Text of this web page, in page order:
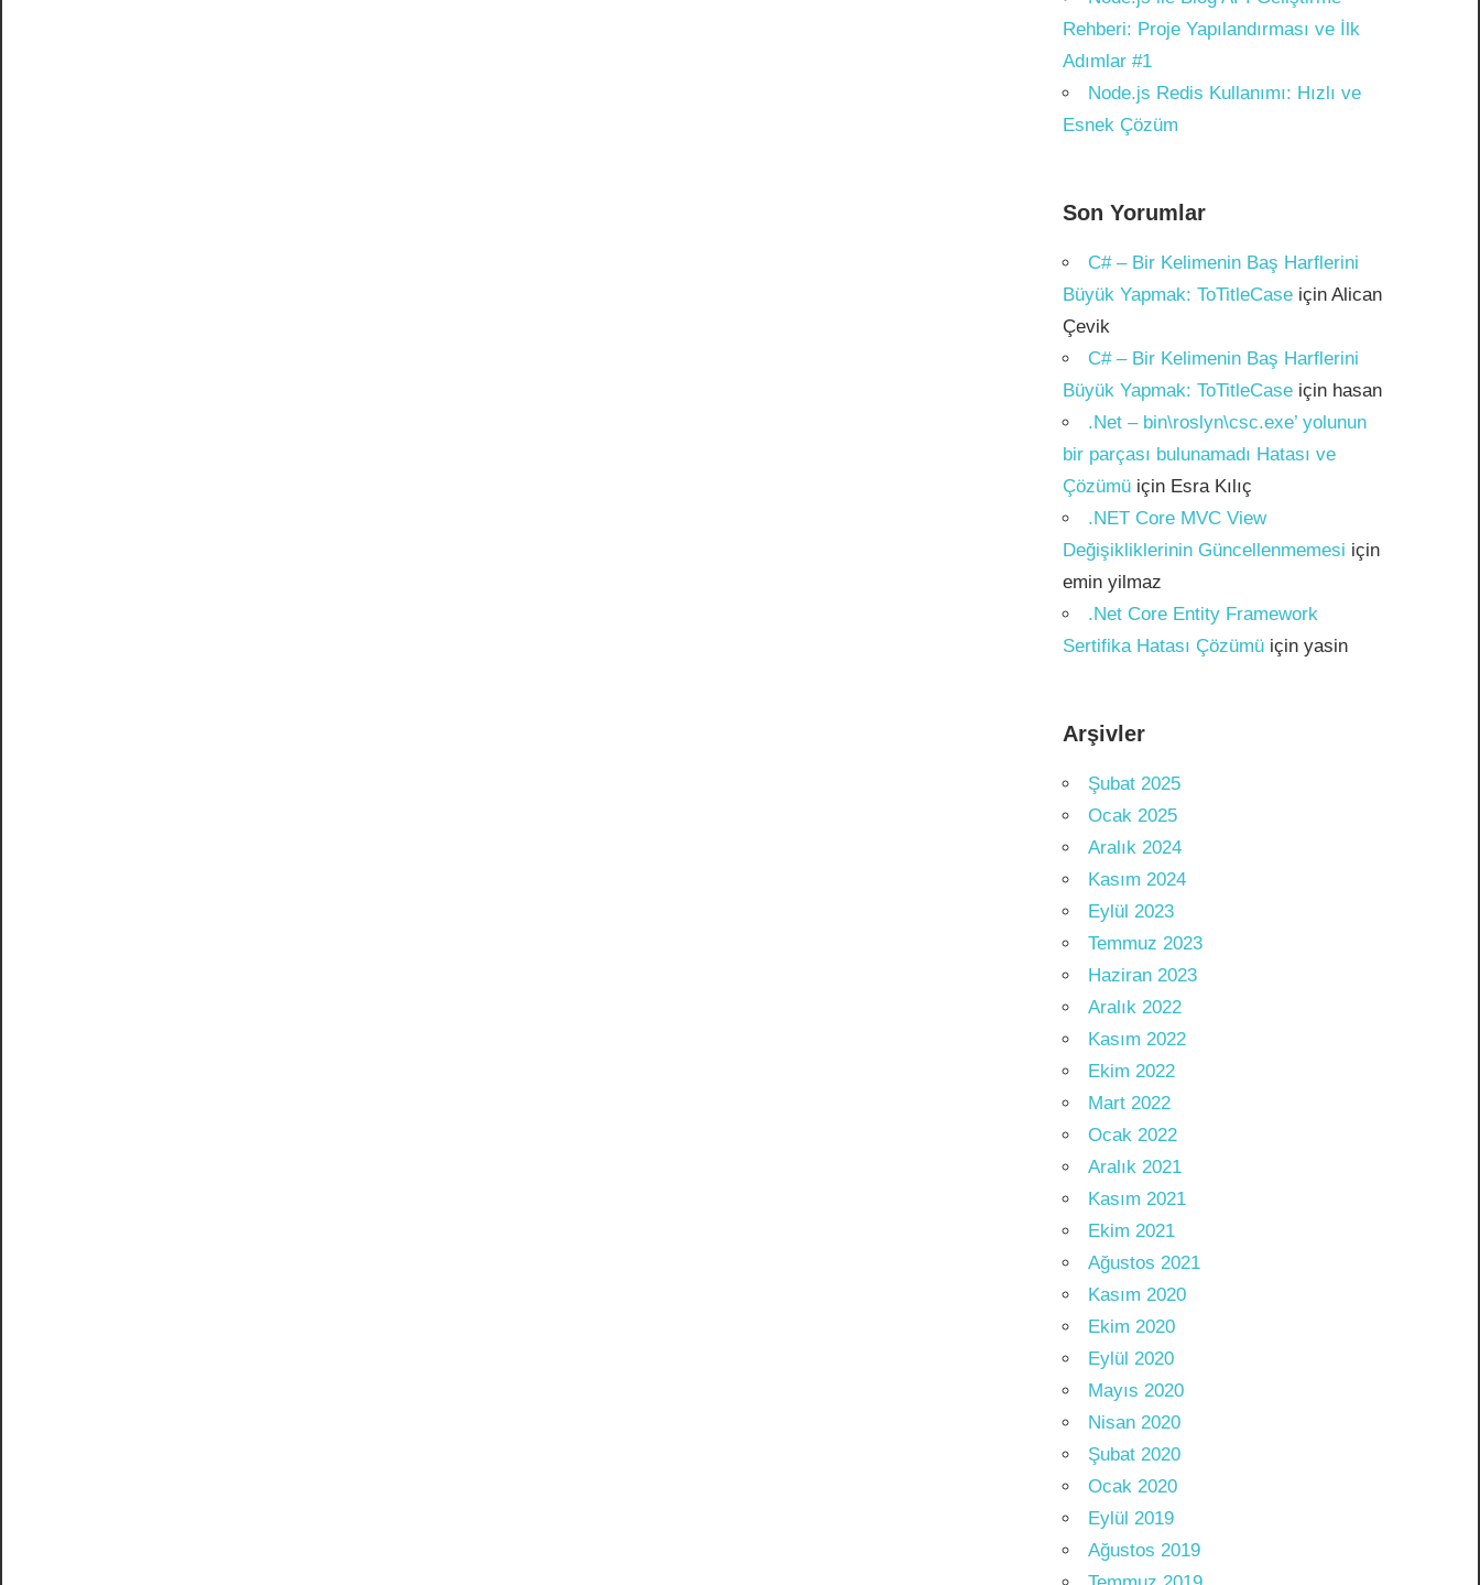
Rehberi: Proje Yapılandırması ve İlk
Adımlar #1
Node.js Redis Kullanımı: Hızlı ve
Esnek Çözüm
Son Yorumlar
C# – Bir Kelimenin Baş Harflerini
Büyük Yapmak: ToTitleCaseiçin Alican
Çevik
C# – Bir Kelimenin Baş Harflerini
Büyük Yapmak: ToTitleCaseiçin hasan
.Net – bin\roslyn\csc.exe’ yolunun
bir parçası bulunamadı Hatası ve
Çözümüiçin Esra Kılıç
.NET Core MVC View
Değişikliklerinin Güncellenmemesi için
emin yilmaz
.Net Core Entity Framework
Sertifika Hatası Çözümüiçin yasin
Arşivler
Şubat 2025
Ocak 2025
Aralık 2024
Kasım 2024
Eylül 2023
Temmuz 2023
Haziran 2023
Aralık 2022
Kasım 2022
Ekim 2022
Mart 2022
Ocak 2022
Aralık 2021
Kasım 2021
Ekim 2021
Ağustos 2021
Kasım 2020
Ekim 2020
Eylül 2020
Mayıs 2020
Nisan 2020
Şubat 2020
Ocak 2020
Eylül 2019
Ağustos 2019